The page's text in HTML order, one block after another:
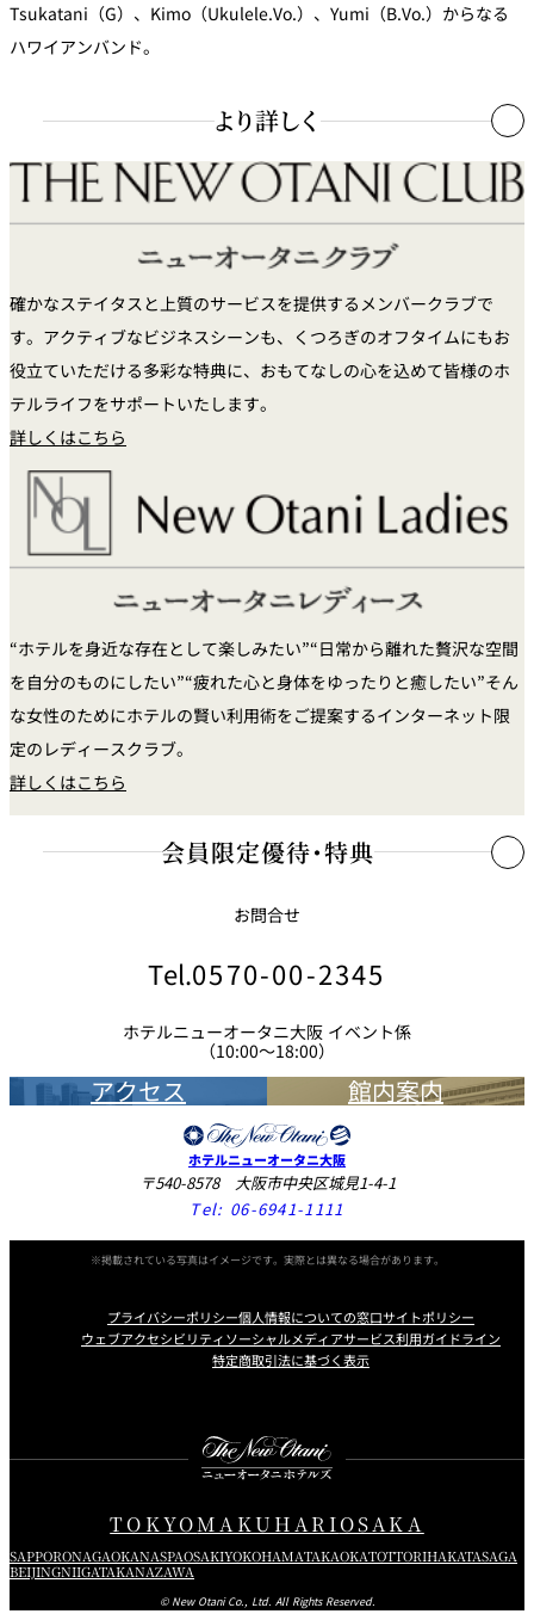
Tsukatani（G）、Kimo（Ukulele.Vo.）、Yumi（B.Vo.）からなる
ハワイアンバンド。
より詳しく
Tony Tauvelaはクムフラ（フラの先生）Leonard Kaleo nahenahe
o nalani Beck氏に師事。
ホノルルのラジオ局KKUAでDJ.を始める。
1982年Uncle George Naope（ジョージナオペ）氏に師事、1988年
Uniki（卒業）。
1992年フラダンススクール『mele`ohana』発足
1994年東京都中央区小網町に スタジオ開設
2005年春 来日20周年を迎え、東京から総勢80名のダンサーを引き
ュージシャンとダンサーが一体となり、地元ハワイアンをあっと驚
かす斬新な演出で、感動と興奮で包み込みました。その様子は翌日
の新聞でも紹介されました。
2015年 記念すべき来日30周年を迎え、沢山の仲間、生徒、孫弟子
ンド「LEO ALOHA」リーダーとして活躍中。
確かなステイタスと上質のサービスを提供するメンバークラブで
す。アクティブなビジネスシーンも、くつろぎのオフタイムにもお
役立ていただける多彩な特典に、おもてなしの心を込めて皆様のホ
テルライフをサポートいたします。
詳しくはこちら
“ホテルを身近な存在として楽しみたい”“日常から離れた贅沢な空間
を自分のものにしたい”“疲れた心と身体をゆったりと癒したい”そん
な女性のためにホテルの賢い利用術をご提案するインターネット限
定のレディースクラブ。
詳しくはこちら
会員限定優待・特典
会員優待・特典
先行予約受付
ニューオータニレディース 会員優待・特典
500ピノル（New Otani Ladiesポイント）加算
お会計時に会員証をご提示ください。
ご提示がない場合は適用いたしかねますのでご注意ください。
他の優待・特典との併用はいたしかねますので、あらかじめご了承くださ
お問合せ
Tel.0570-00-2345
ホテルニューオータニ大阪 イベント係
（10:00～18:00）
アクセス 館内案内
ホテルニューオータニ大阪
〒540-8578 大阪市中央区城見1-4-1
Tel: 06-6941-1111
※掲載されている写真はイメージです。実際とは異なる場合があります。
プライバシーポリシー個人情報についての窓口サイトポリシー
ウェブアクセシビリティソーシャルメディアサービス利用ガイドライン
特定商取引法に基づく表示
TOKYOMAKUHARIOSAKA
SAPPORONAGAOKANASPAOSAKIYOKOHAMATAKAOKATOTTORIHAKATASAGA
BEIJINGNIIGATAKANAZAWA
© New Otani Co., Ltd. All Rights Reserved.